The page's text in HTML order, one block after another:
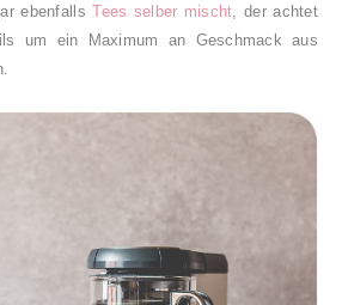
ebenfallsTees selber mischt , der achtet
um ein Maximum an Geschmack aus